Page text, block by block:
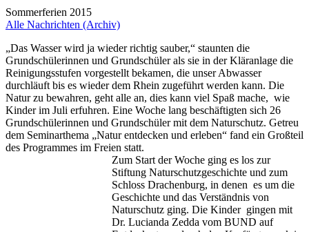
Sommerferien 2015
Alle Nachrichten (Archiv)
„Das Wasser wird ja wieder richtig sauber,“ staunten die
Grundschülerinnen und Grundschüler als sie in der Kläranlage die
Reinigungsstufen vorgestellt bekamen, die unser Abwasser
durchläuft bis es wieder dem Rhein zugeführt werden kann. Die
Natur zu bewahren, geht alle an, dies kann viel Spaß mache, wie
Kinder im Juli erfuhren. Eine Woche lang beschäftigten sich 26
Grundschülerinnen und Grundschüler mit dem Naturschutz. Getreu
dem Seminarthema „Natur entdecken und erleben“ fand ein Großteil
des Programmes im Freien statt.
Zum Start der Woche ging es los zur
Stiftung Naturschutzgeschichte und zum
Schloss Drachenburg, in denen es um die
Geschichte und das Verständnis von
Naturschutz ging. Die Kinder gingen mit
Dr. Lucianda Zedda vom BUND auf